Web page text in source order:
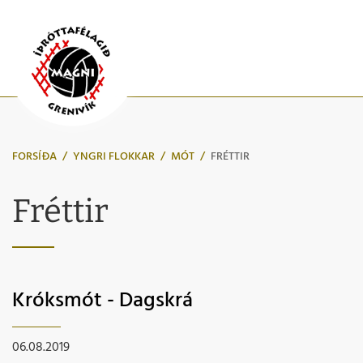
FORSÍÐA / YNGRI FLOKKAR / MÓT / FRÉTTIR
Fréttir
Króksmót - Dagskrá
06.08.2019